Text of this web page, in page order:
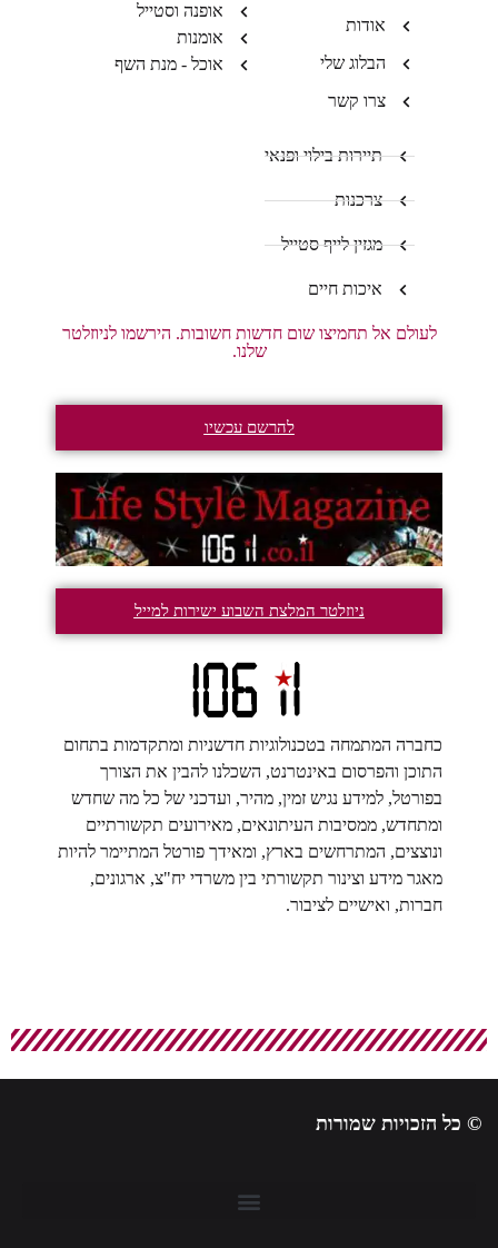
אודות
הבלוג שלי
צרו קשר
אופנה וסטייל
אומנות
אוכל - מנת השף
תיירות בילוי ופנאי
צרכנות
מגזין לייף סטייל
איכות חיים
לעולם אל תחמיצו שום חדשות חשובות. הירשמו לניוזלטר
שלנו.
להרשם עכשיו
ניוזלטר המלצת השבוע ישירות למייל
כחברה המתמחה בטכנולוגיות חדשניות ומתקדמות בתחום
התוכן והפרסום באינטרנט, השכלנו להבין את הצורך
בפורטל, למידע נגיש זמין, מהיר, ועדכני של כל מה שחדש
ומתחדש, ממסיבות העיתונאים, מאירועים תקשורתיים
ונוצצים, המתרחשים בארץ, ומאידך פורטל המתיימר להיות
מאגר מידע וצינור תקשורתי בין משרדי יח"צ, ארגונים,
חברות, ואישיים לציבור.
© כל הזכויות שמורות